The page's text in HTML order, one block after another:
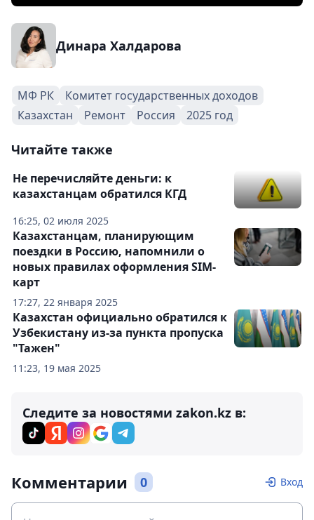
Динара Халдарова
МФ РК
Комитет государственных доходов
Казахстан
Ремонт Россия 2025 год
Читайте также
16:25, 02 июля 2025
Не перечисляйте деньги: к
казахстанцам обратился КГД
17:27, 22 января 2025
Казахстанцам, планирующим
поездки в Россию, напомнили о
новых правилах оформления SIM-
карт
11:23, 19 мая 2025
Казахстан официально обратился к
Узбекистану из-за пункта пропуска
"Тажен"
Следите за новостями zakon.kz в:
Комментарии 0 Вход